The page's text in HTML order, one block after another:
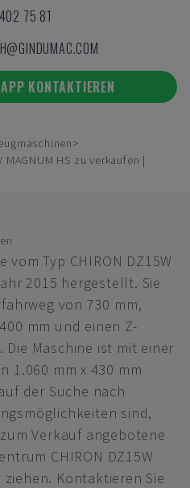
75 81
KONTAKTIEREN
HS zu verkaufen |
vom Typ CHIRON DZ15W
2015 hergestellt. Sie
von 730 mm,
mm und einen Z-
Die Maschine ist mit einer
1.060 mm x 430 mm
der Suche nach
sind,
Verkauf angebotene
CHIRON DZ15W
ziehen. Kontaktieren Sie